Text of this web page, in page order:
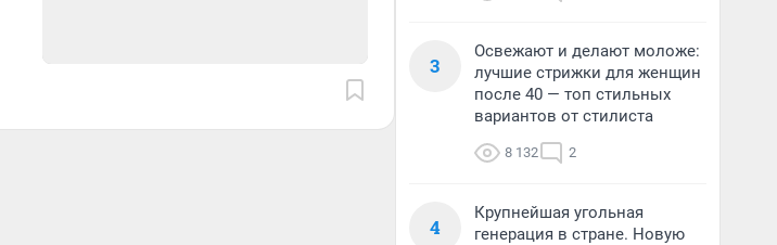
3
Освежают и делают моложе:
лучшие стрижки для женщин
после 40 — топ стильных
вариантов от стилиста
8 132 2
4
Крупнейшая угольная
генерация в стране. Новую